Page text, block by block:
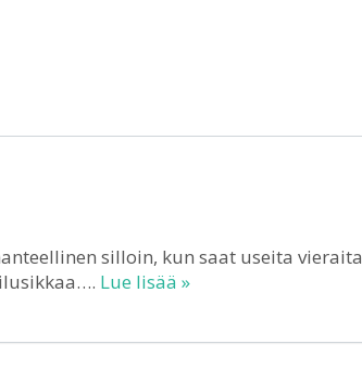
silloin, kun saat useita vieraita
Lue lisää »